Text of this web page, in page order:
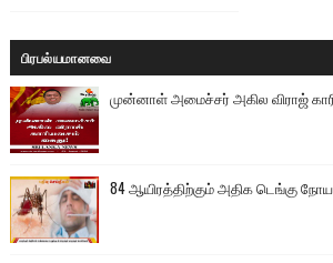
பிரபல்யமானவை
முன்னாள் அமைச்சர் அகில விராஜ்
84 ஆயிரத்திற்கும் அதிக டெங்கு